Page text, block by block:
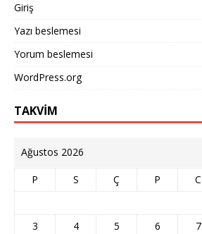
Giriş
Yazı beslemesi
Yorum beslemesi
WordPress.org
TAKVİM
Ağustos 2026
P S Ç P C
3
4 5 6 7